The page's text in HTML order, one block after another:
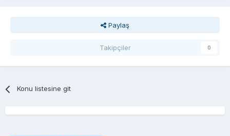
Paylaş
Takipçiler 0
Konu listesine git